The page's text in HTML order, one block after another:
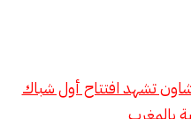
تشهد افتتاح أول شباك
بالمغرب